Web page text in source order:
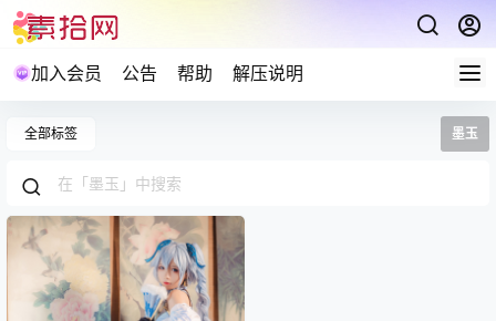
加入会员 公告 帮助 解压说明
全部标签 墨玉